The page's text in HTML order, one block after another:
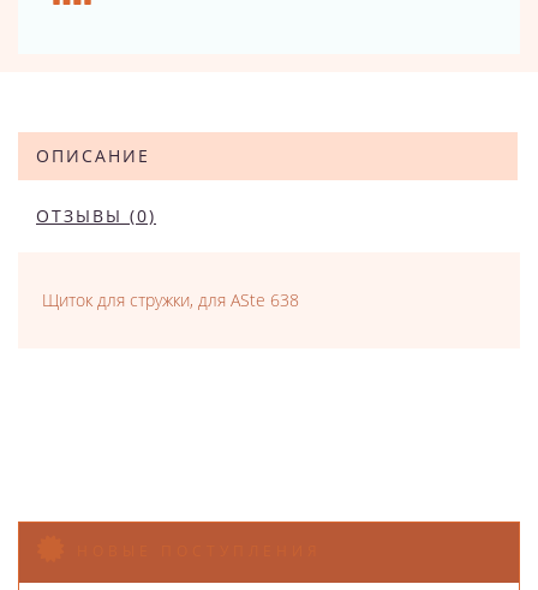
ОПИСАНИЕ
ОТЗЫВЫ (0)
Щиток для стружки, для ASte 638